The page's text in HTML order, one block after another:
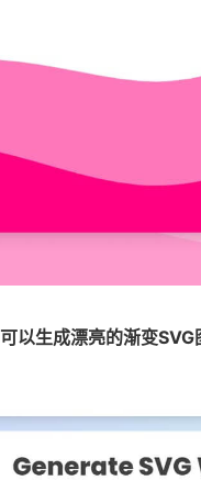
可以生成漂亮的渐变SVG